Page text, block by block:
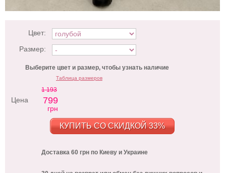
Цвет:
Размер:
Выберите цвет и размер, чтобы узнать наличие
Таблица размеров
Цена
1 193
799
грн
КУПИТЬ СО СКИДКОЙ 33%
Доставка 60 грн по Киеву и Украине